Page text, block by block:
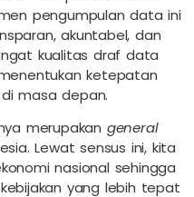
pengumpulan data ini
akuntabel, dan
kualitas draf data
ketepatan
masa depan.
merupakan general
Lewat sensus ini, kita
nasional sehingga
yang lebih tepat